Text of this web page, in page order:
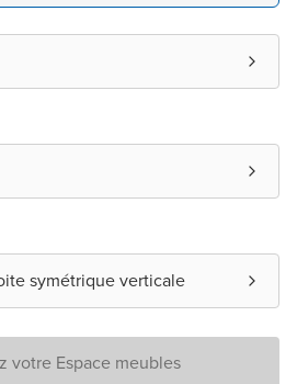
symétrique verticale
votre Espace meubles